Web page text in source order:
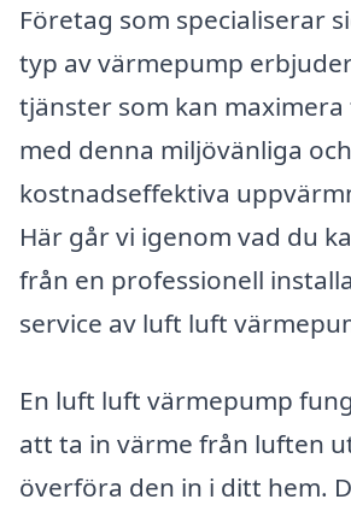
Företag som specialiserar
typ av värmepump
tjänster som kan
med denna miljövänliga och
kostnadseffektiva
Här går vi igenom vad du
från en professionell
service av luft luft
En luft luft värmepump
att ta in värme från luften
överföra den in i ditt hem.